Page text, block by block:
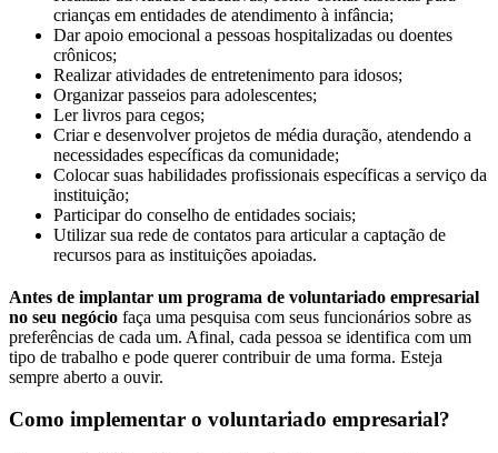
crianças em entidades de atendimento à infância;
Dar apoio emocional a pessoas hospitalizadas ou doentes
crônicos;
Realizar atividades de entretenimento para idosos;
Organizar passeios para adolescentes;
Ler livros para cegos;
Criar e desenvolver projetos de média duração, atendendo a
necessidades específicas da comunidade;
Colocar suas habilidades profissionais específicas a serviço da
instituição;
Participar do conselho de entidades sociais;
Utilizar sua rede de contatos para articular a captação de
recursos para as instituições apoiadas.
Antes de implantar um programa de voluntariado empresarial
no seu negócio faça uma pesquisa com seus funcionários sobre as
preferências de cada um. Afinal, cada pessoa se identifica com um
tipo de trabalho e pode querer contribuir de uma forma. Esteja
sempre aberto a ouvir.
Como implementar o voluntariado empresarial?